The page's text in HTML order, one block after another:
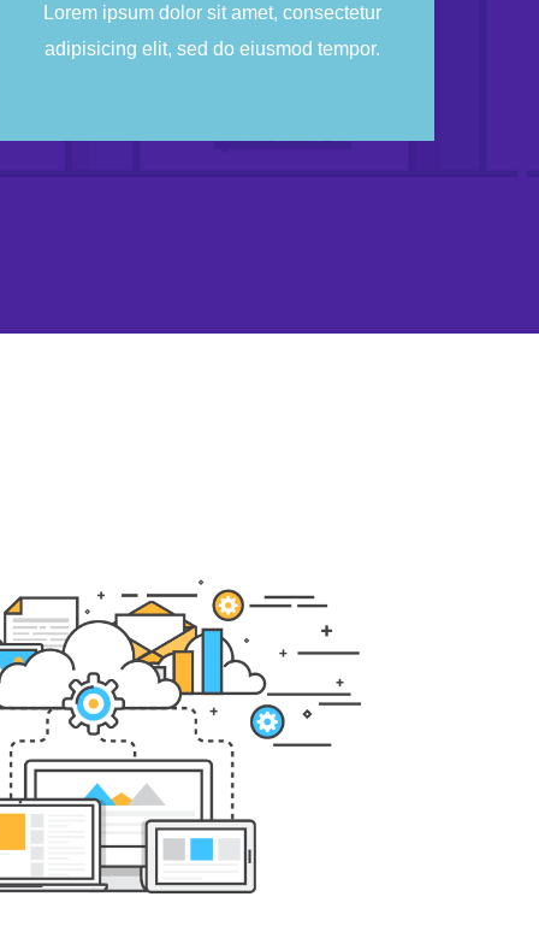
Lorem ipsum dolor sit amet, consectetur
adipisicing elit, sed do eiusmod tempor.
CONTACT US